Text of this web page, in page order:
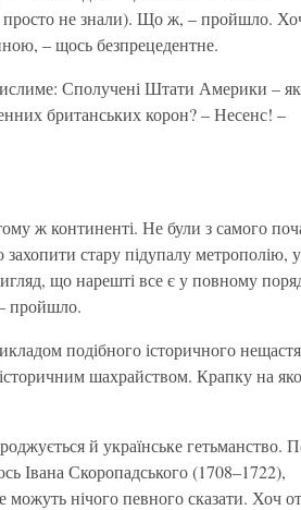
просто не знали). Що ж, – пройшло.
– щось безпрецедентне.
Сполучені Штати Америки – як
британських корон? – Несенс! –
ж континенті. Не були з самого
стару підупалу метрополію, у
що нарешті все є у повному
пройшло.
подібного історичного
шахрайством. Крапку на
й українське гетьманство.
Івана Скоропадського (1708–1722),
нічого певного сказати. Хоч